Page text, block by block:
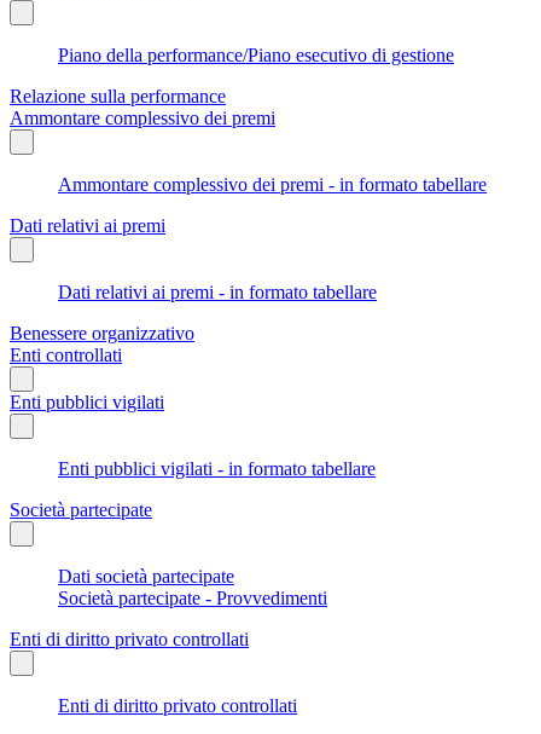
Piano della performance/Piano esecutivo di gestione
Relazione sulla performance
Ammontare complessivo dei premi
Ammontare complessivo dei premi - in formato tabellare
Dati relativi ai premi
Dati relativi ai premi - in formato tabellare
Benessere organizzativo
Enti controllati
Enti pubblici vigilati
Enti pubblici vigilati - in formato tabellare
Società partecipate
Dati società partecipate
Società partecipate - Provvedimenti
Enti di diritto privato controllati
Enti di diritto privato controllati